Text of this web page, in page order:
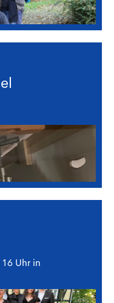
Uhr in